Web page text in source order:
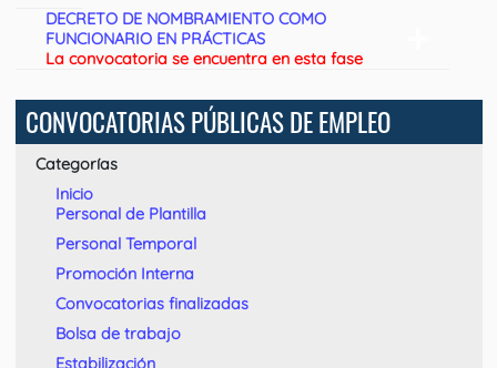
DECRETO DE NOMBRAMIENTO COMO
FUNCIONARIO EN PRÁCTICAS
La convocatoria se encuentra en esta fase
CONVOCATORIAS PÚBLICAS DE EMPLEO
Categorías
Inicio
Personal de Plantilla
Personal Temporal
Promoción Interna
Convocatorias finalizadas
Bolsa de trabajo
Estabilización